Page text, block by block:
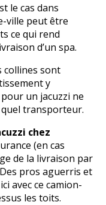
le cas dans
ville peut être
ce qui rend
d’un spa.
collines sont
y
un jacuzzi ne
transporteur.
chez
(en cas
de la livraison par
pros aguerris et
avec ce camion-
les toits.